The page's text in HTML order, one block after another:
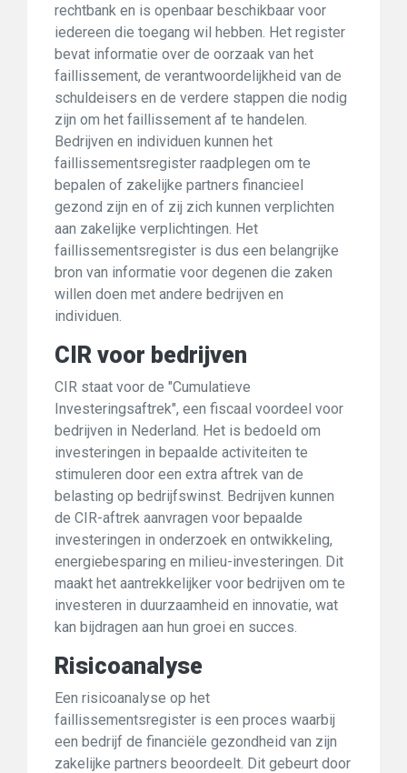
rechtbank en is openbaar beschikbaar voor
iedereen die toegang wil hebben. Het register
bevat informatie over de oorzaak van het
faillissement, de verantwoordelijkheid van de
schuldeisers en de verdere stappen die nodig
zijn om het faillissement af te handelen.
Bedrijven en individuen kunnen het
faillissementsregister raadplegen om te
bepalen of zakelijke partners financieel
gezond zijn en of zij zich kunnen verplichten
aan zakelijke verplichtingen. Het
faillissementsregister is dus een belangrijke
bron van informatie voor degenen die zaken
willen doen met andere bedrijven en
individuen.
CIR voor bedrijven
CIR staat voor de "Cumulatieve
Investeringsaftrek", een fiscaal voordeel voor
bedrijven in Nederland. Het is bedoeld om
investeringen in bepaalde activiteiten te
stimuleren door een extra aftrek van de
belasting op bedrijfswinst. Bedrijven kunnen
de CIR-aftrek aanvragen voor bepaalde
investeringen in onderzoek en ontwikkeling,
energiebesparing en milieu-investeringen. Dit
maakt het aantrekkelijker voor bedrijven om te
investeren in duurzaamheid en innovatie, wat
kan bijdragen aan hun groei en succes.
Risicoanalyse
Een risicoanalyse op het
faillissementsregister is een proces waarbij
een bedrijf de financiële gezondheid van zijn
zakelijke partners beoordeelt. Dit gebeurt door